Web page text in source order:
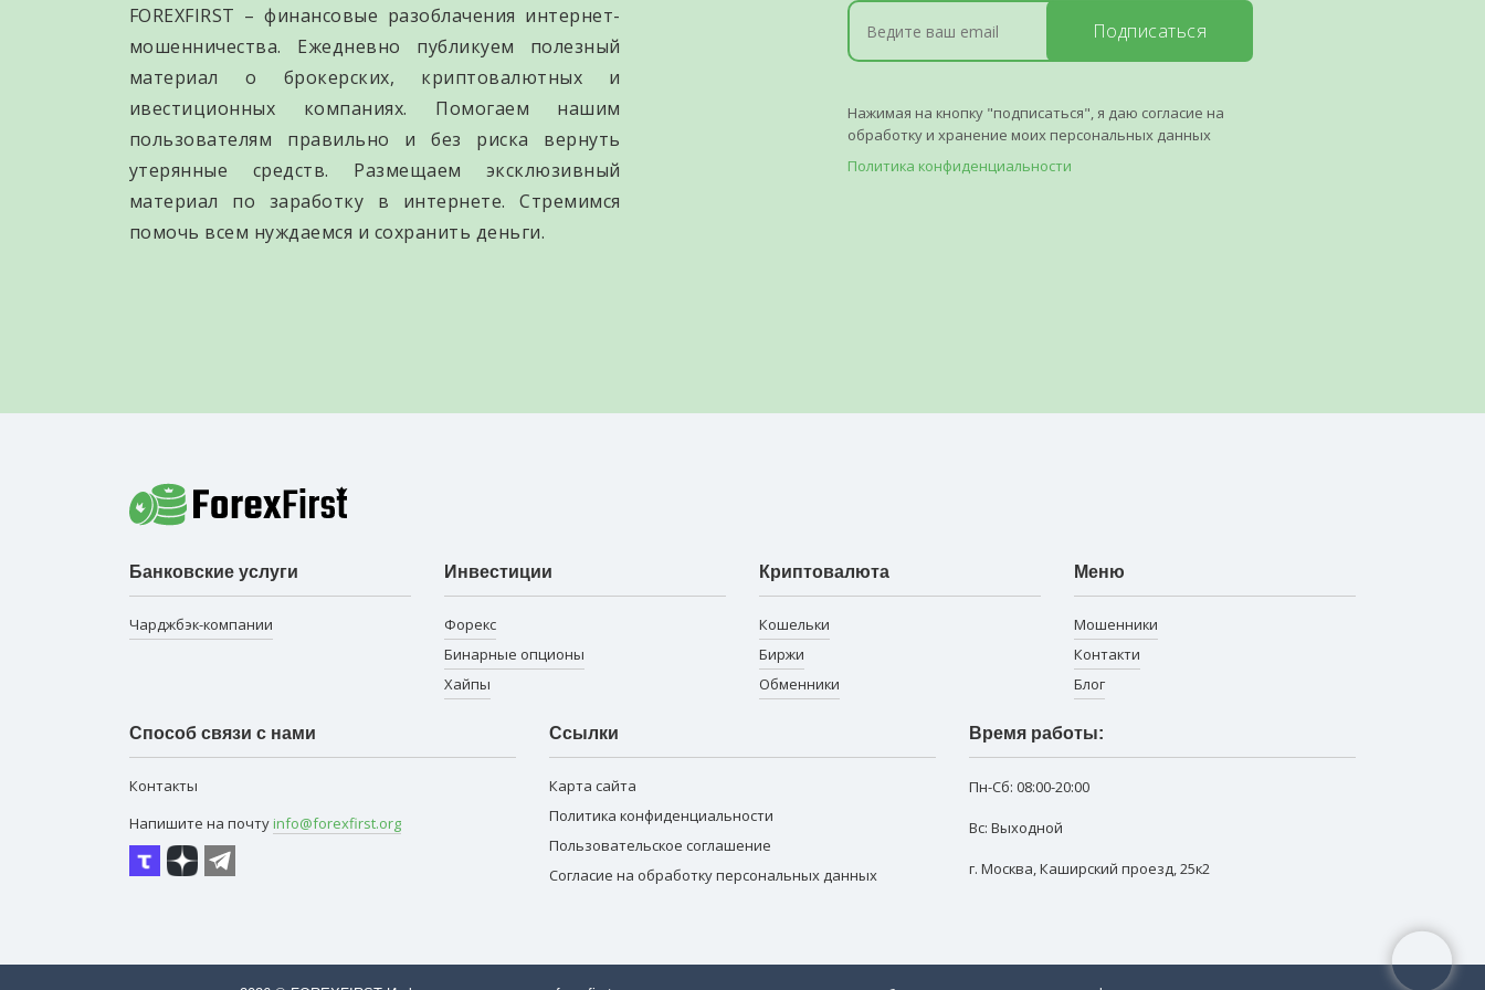
FOREXFIRST – финансовые разоблачения интернет-
мошенничества. Ежедневно публикуем полезный
материал о брокерских, криптовалютных и
ивестиционных компаниях. Помогаем нашим
пользователям правильно и без риска вернуть
утерянные средств. Размещаем эксклюзивный
материал по заработку в интернете. Стремимся
помочь всем нуждаемся и сохранить деньги.
Подписаться
Нажимая на кнопку "подписаться", я даю согласие на
обработку и хранение моих персональных данных
Политика конфиденциальности
Банковские услуги
Чарджбэк-компании
Инвестиции
Форекс
Бинарные опционы
Хайпы
Криптовалюта
Кошельки
Биржи
Обменники
Меню
Мошенники
Контакти
Блог
Способ связи с нами
Контакты
Напишите на почту info@forexfirst.org
Ссылки
Карта сайта
Политика конфиденциальности
Пользовательское соглашение
Согласие на обработку персональных данных
Время работы:
Пн-Сб: 08:00-20:00
Вс: Выходной
г. Москва,Каширский проезд, 25к2